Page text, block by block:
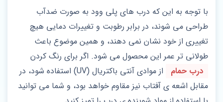
با توجه به این که درب های پلی وود به صورت ضدآب
طراحی می شوند، در برابر رطوبت و تغییرات دمایی هیچ
تغییری از خود نشان نمی دهند، و همین موضوع باعث
طولانی تر عمر این محصول می شود. اگر برای رنگ کردن
درب حمام
از موادی آنتی باکتریال (UV) استفاده شود، در
مقابل اشعه‌ ی آفتاب نیز مقاوم خواهد بود، و شما می توانید